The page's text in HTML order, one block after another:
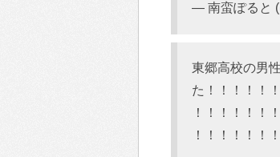
— 南蛮ぽると
東郷高校の男
た！！！！！
！！！！！！
！！！！！！